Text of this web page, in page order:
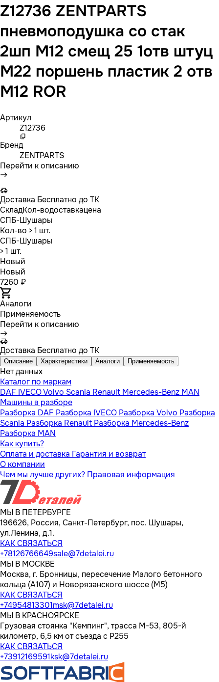
Z12736 ZENTPARTS
пневмоподушка со стак
2шп M12 смещ 25 1отв штуц
M22 поршень пластик 2 отв
M12 ROR
Артикул
Z12736
Бренд
ZENTPARTS
Перейти к описанию
Доставка Бесплатно до ТК
СкладКол-водоставкацена
СПБ-Шушары
Кол-во > 1 шт.
СПБ-Шушары
> 1 шт.
Новый
Новый
7260 ₽
Аналоги
Применяемость
Перейти к описанию
Доставка Бесплатно до ТК
Описание Характеристики Аналоги Применяемость
Нет данных
Каталог по маркам
DAF IVECOVolvo Scania Renault Mercedes-Benz MAN
Машины в разборе
Разборка DAF Разборка IVECO Разборка Volvo Разборка
Scania Разборка Renault Разборка Mercedes-Benz
Разборка MAN
Как купить?
Оплата и доставка Гарантия и возврат
О компании
Чем мы лучше других? Правовая информация
МЫ В ПЕТЕРБУРГЕ
196626, Россия, Санкт-Петербург, пос. Шушары,
ул.Ленина, д.1.
КАК СВЯЗАТЬСЯ
+78126766649sale@7detalei.ru
МЫ В МОСКВЕ
Москва, г. Бронницы, пересечение Малого бетонного
кольца (А107) и Новорязанского шоссе (М5)
КАК СВЯЗАТЬСЯ
+74954813301msk@7detalei.ru
МЫ В КРАСНОЯРСКЕ
Грузовая стоянка "Кемпинг", трасса M-53, 805-й
километр, 6,5 км от съезда с Р255
КАК СВЯЗАТЬСЯ
+73912169591ksk@7detalei.ru